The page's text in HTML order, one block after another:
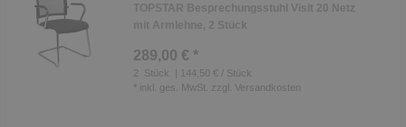
TOPSTAR Besprechungsstuhl Visit 20 Netz
mit Armlehne, 2 Stück
289,00 € *
2 Stück
| 144,50 € / Stück
* inkl. ges. MwSt. zzgl. Versandkosten